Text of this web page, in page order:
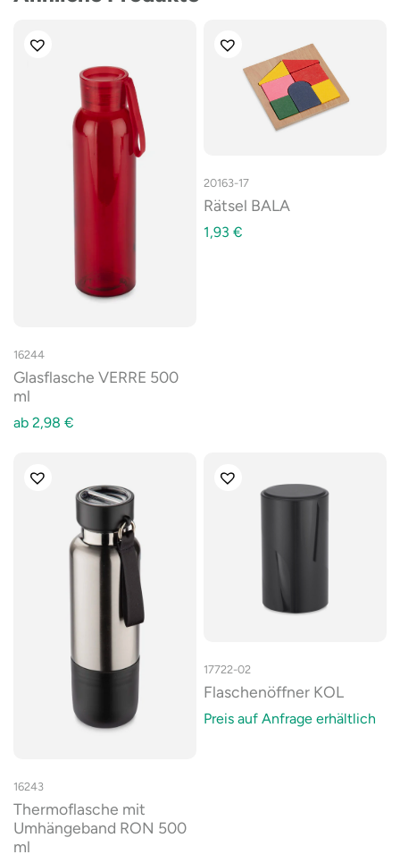
16244
Glasflasche VERRE 500
ml
ab 2,98 €
20163-17
Rätsel BALA
1,93 €
16243
Thermoflasche mit
Umhängeband RON 500
ml
17722-02
Flaschenöffner KOL
Preis auf Anfrage erhältlich